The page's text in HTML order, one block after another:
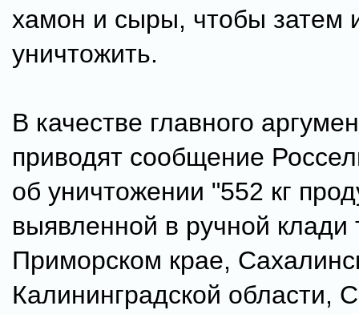
хамон и сыры, чтобы затем
уничтожить.
В качестве главного
приводят сообщение
об уничтожении "552 кг
выявленной в ручной клади
Приморском крае,
Калининградской области,